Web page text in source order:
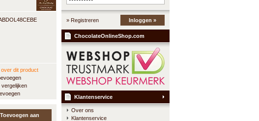
dit product
vergelijken
Toevoegen aan
» Registreren Inloggen »
ChocolateOnlineShop.com
Klantenservice
Over ons
Klantenservice